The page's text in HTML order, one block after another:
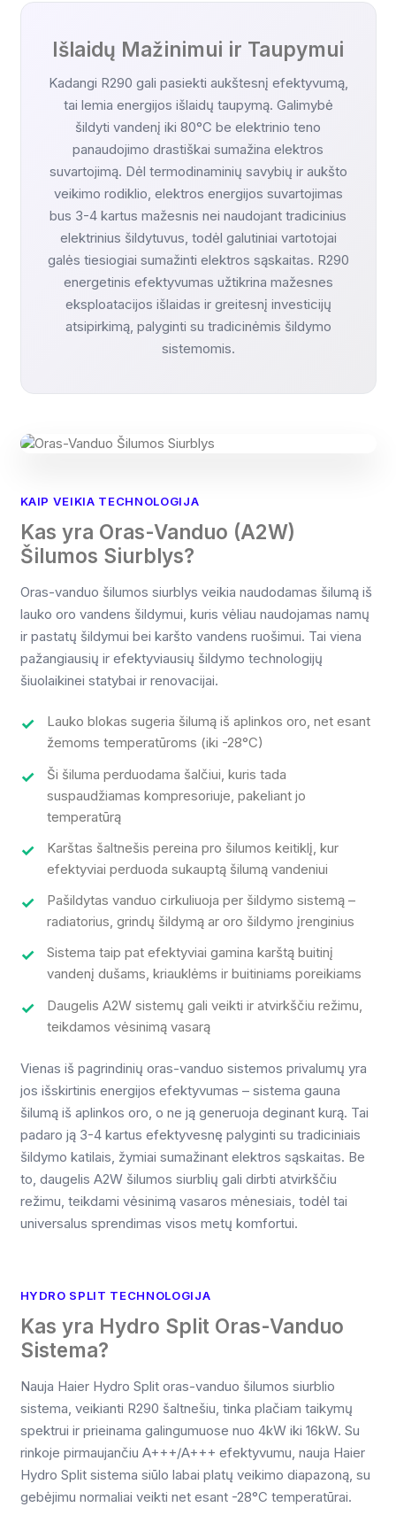
Išlaidų Mažinimui ir Taupymui
Kadangi R290 gali pasiekti aukštesnį efektyvumą,
tai lemia energijos išlaidų taupymą. Galimybė
šildyti vandenį iki 80°C be elektrinio teno
panaudojimo drastiškai sumažina elektros
suvartojimą. Dėl termodinaminių savybių ir aukšto
veikimo rodiklio, elektros energijos suvartojimas
bus 3-4 kartus mažesnis nei naudojant tradicinius
elektrinius šildytuvus, todėl galutiniai vartotojai
galės tiesiogiai sumažinti elektros sąskaitas. R290
energetinis efektyvumas užtikrina mažesnes
eksploatacijos išlaidas ir greitesnį investicijų
atsipirkimą, palyginti su tradicinėmis šildymo
sistemomis.
KAIP VEIKIA TECHNOLOGIJA
Kas yra Oras-Vanduo (A2W)
Šilumos Siurblys?
Oras-vanduo šilumos siurblys veikia naudodamas šilumą iš
lauko oro vandens šildymui, kuris vėliau naudojamas namų
ir pastatų šildymui bei karšto vandens ruošimui. Tai viena
pažangiausių ir efektyviausių šildymo technologijų
šiuolaikinei statybai ir renovacijai.
Lauko blokas sugeria šilumą iš aplinkos oro, net esant
žemoms temperatūroms (iki -28°C)
Ši šiluma perduodama šalčiui, kuris tada
suspaudžiamas kompresoriuje, pakeliant jo
temperatūrą
Karštas šaltnešis pereina pro šilumos keitiklį, kur
efektyviai perduoda sukauptą šilumą vandeniui
Pašildytas vanduo cirkuliuoja per šildymo sistemą –
radiatorius, grindų šildymą ar oro šildymo įrenginius
Sistema taip pat efektyviai gamina karštą buitinį
vandenį dušams, kriauklėms ir buitiniams poreikiams
Daugelis A2W sistemų gali veikti ir atvirkščiu režimu,
teikdamos vėsinimą vasarą
Vienas iš pagrindinių oras-vanduo sistemos privalumų yra
jos išskirtinis energijos efektyvumas – sistema gauna
šilumą iš aplinkos oro, o ne ją generuoja deginant kurą. Tai
padaro ją 3-4 kartus efektyvesnę palyginti su tradiciniais
šildymo katilais, žymiai sumažinant elektros sąskaitas. Be
to, daugelis A2W šilumos siurblių gali dirbti atvirkščiu
režimu, teikdami vėsinimą vasaros mėnesiais, todėl tai
universalus sprendimas visos metų komfortui.
HYDRO SPLIT TECHNOLOGIJA
Kas yra Hydro Split Oras-Vanduo
Sistema?
Nauja Haier Hydro Split oras-vanduo šilumos siurblio
sistema, veikianti R290 šaltnešiu, tinka plačiam taikymų
spektrui ir prieinama galingumuose nuo 4kW iki 16kW. Su
rinkoje pirmaujančiu A+++/A+++ efektyvumu, nauja Haier
Hydro Split sistema siūlo labai platų veikimo diapazoną, su
gebėjimu normaliai veikti net esant -28°C temperatūrai.